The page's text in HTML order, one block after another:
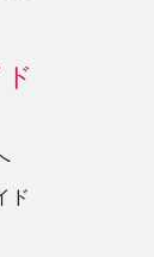
ド